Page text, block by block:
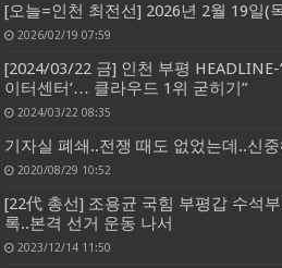
[오늘=인천 최전선] 2026년 2월 19일(
2026/02/19 07:59
[2024/03/22 금] 인천 부평 HEADLINE-
이터센터’… 클라우드 1위 굳히기”
2024/03/22 08:35
기자실 폐쇄..전쟁 때도 없었는데..신
2020/08/29 10:52
[22代 총선] 조용균 국힘 부평갑 수석
록..본격 선거 운동 나서
2023/12/14 11:50